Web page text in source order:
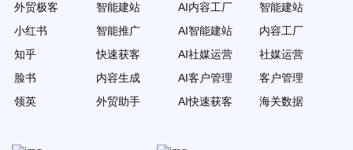
外贸极客
小红书
知乎
脸书
领英
智能建站
智能推广
快速获客
内容生成
外贸助手
AI内容工厂
AI智能建站
AI社媒运营
AI客户管理
AI快速获客
智能建站
内容工厂
社媒运营
客户管理
海关数据